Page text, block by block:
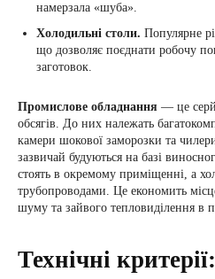
намерзала «шуба».
Холодильні столи. Популярне
що дозволяє поєднати робочу
заготовок.
Промислове обладнання — це
обсягів. До них належать
камери шокової заморозки та
зазвичай будуються на базі
стоять в окремому приміщенні, а
трубопроводами. Це економить
шуму та зайвого тепловиділення в
Технічні